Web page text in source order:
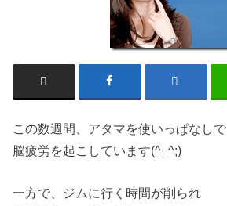
この数週間、アタマを使いっぱなしで
脳疲労を起こしています(^_^;)
一方で、ジムに行く時間が削られ